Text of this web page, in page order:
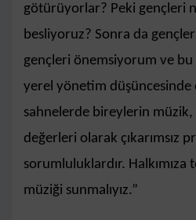
götürüyorlar? Peki gençleri
besliyoruz? Sonra da
gençleri önemsiyorum ve
yerel yönetim
sahnelerde bireylerin
değerleri olarak çıkarımsız
sorumluluklardır. Halkımıza
müziği sunmalıyız.”